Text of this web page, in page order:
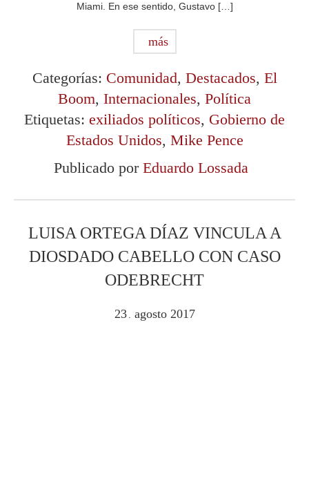
Miami. En ese sentido, Gustavo […]
más
Categorías: Comunidad, Destacados, El
Boom, Internacionales, Política
Etiquetas: exiliados políticos, Gobierno de
Estados Unidos, Mike Pence
Publicado por Eduardo Lossada
LUISA ORTEGA DÍAZ VINCULA A
DIOSDADO CABELLO CON CASO
ODEBRECHT
23 . agosto 2017